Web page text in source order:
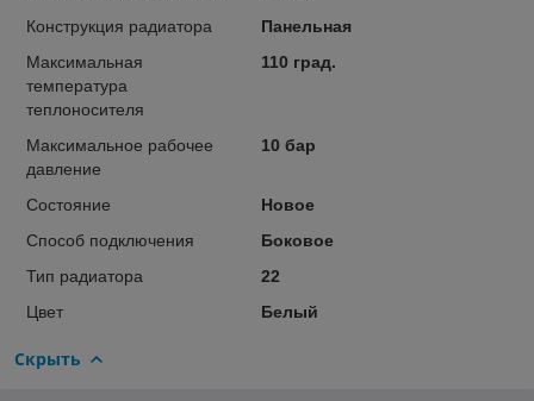
Конструкция радиатора
Панельная
Максимальная
температура
теплоносителя
110 град.
Максимальное рабочее
давление
10 бар
Состояние
Новое
Способ подключения
Боковое
Тип радиатора
22
Цвет
Белый
Скрыть